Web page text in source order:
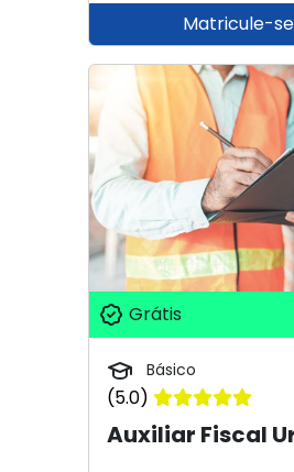
Matricule-se
Grátis
Básico
(5.0)
Auxiliar Fiscal